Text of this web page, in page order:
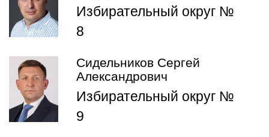
Избирательный округ №
8
Сидельников Сергей
Александрович
Избирательный округ №
9